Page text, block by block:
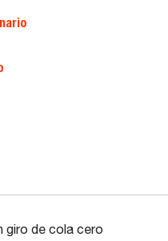
giro de cola cero